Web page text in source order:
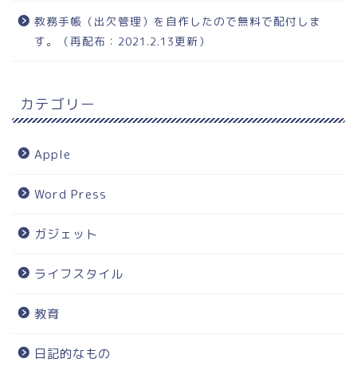
教務手帳（出欠管理）を自作したので無料で配付しま
す。（再配布：2021.2.13更新）
カテゴリー
Apple
Word Press
ガジェット
ライフスタイル
教育
日記的なもの